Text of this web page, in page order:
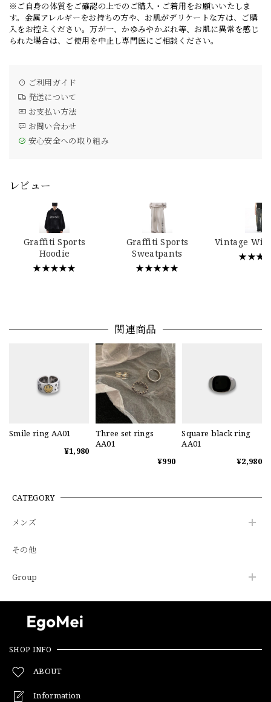
※ご自身の体質をご確認の上でのご購入・ご着用をお願いいたしま
す。金属アレルギーをお持ちの方や、お肌がデリケートな方は、ご購
入をお控えください。万が一、かゆみやかぶれ等、お肌に異常を感じ
られた場合は、ご使用を中止し専門医にご相談ください。
ご利用ガイド
発送について
お支払い方法
お問い合わせ
安心安全への取り組み
レビュー
Graffiti Sports
Hoodie
★★★★★
Graffiti Sports
Sweatpants
★★★★★
Vintage
関連商品
Smile ring AA01
¥1,980
Three set rings
AA01
¥990
Square black ring
AA01
¥2,980
CATEGORY
メンズ
その他
Group
SHOP INFO
ABOUT
Information